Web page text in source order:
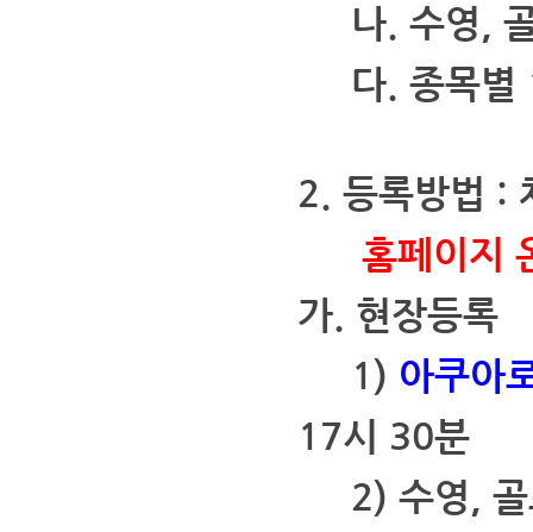
나. 수영,
다. 종목별
2. 등록방법 :
홈페이지
가. 현장등록
1) 아쿠아
17시 30분
2) 수영, 골